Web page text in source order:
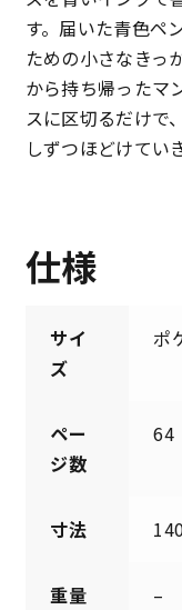
す。届いた青色ペ
ための小さなきっ
から持ち帰ったマ
スに区切るだけで
しずつほどけてい
仕様
サイ
ズ
ポ
ペー
ジ数
64
寸法
重量 –